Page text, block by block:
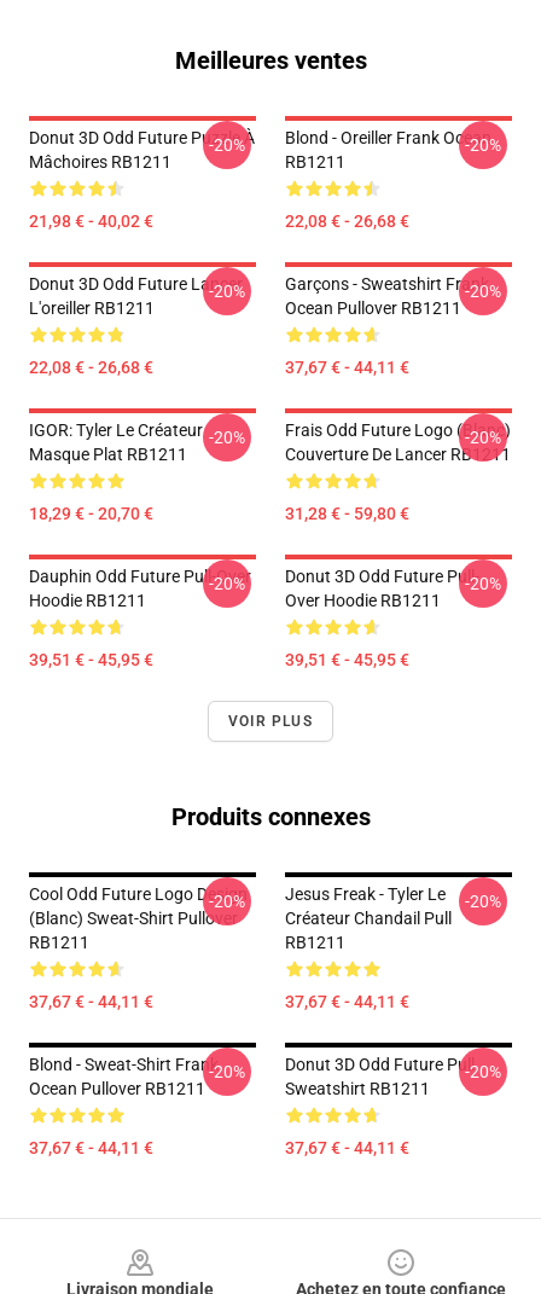
Meilleures ventes
Donut 3D Odd Future Puzzle À
Mâchoires RB1211
21,98 € - 40,02 €
-20%
Blond - Oreiller Frank Ocean
RB1211
22,08 € - 26,68 €
-20%
Donut 3D Odd Future Lancer
L'oreiller RB1211
22,08 € - 26,68 €
-20%
Garçons - Sweatshirt Frank
Ocean Pullover RB1211
37,67 € - 44,11 €
-20%
IGOR: Tyler Le Créateur
Masque Plat RB1211
18,29 € - 20,70 €
-20%
Frais Odd Future Logo (blanc)
Couverture De Lancer RB1211
31,28 € - 59,80 €
-20%
Dauphin Odd Future Pull-Over
Hoodie RB1211
39,51 € - 45,95 €
-20%
Donut 3D Odd Future Pull-
Over Hoodie RB1211
39,51 € - 45,95 €
-20%
VOIR PLUS
Produits connexes
Cool Odd Future Logo Design
(blanc) Sweat-Shirt Pullover
RB1211
37,67 € - 44,11 €
-20%
Jesus Freak - Tyler Le
Créateur Chandail Pull
RB1211
37,67 € - 44,11 €
-20%
Blond - Sweat-Shirt Frank
Ocean Pullover RB1211
37,67 € - 44,11 €
-20%
Donut 3D Odd Future Pull
Sweatshirt RB1211
37,67 € - 44,11 €
-20%
Livraison mondiale
Achetez en toute confiance